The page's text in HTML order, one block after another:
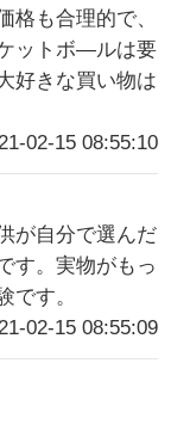
格も合理的で、
ットボ―ルは要
好きな買い物は
02-15 08:55:10
が自分で選んだ
す。実物がもっ
です。
02-15 08:55:09